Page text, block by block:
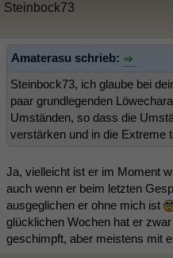
Steinbock73
Amaterasu schrieb:
Steinbock73, ich glaube bei
paar grundlegenden
Umständen, so dass die
verstärken und in die Extreme
Ja, vielleicht ist er im Moment
auch wenn er beim letzten
ausgeglichen er ohne mich ist
glücklichen Wochen hat er
geschimpft, aber meistens mit